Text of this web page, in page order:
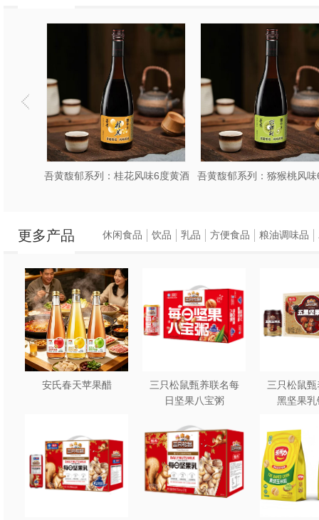
郁系列：桂花风味6度黄酒 吾黄馥郁系列：猕猴桃风味6度黄酒 【吾黄
更多产品
安氏春天苹果醋
三只松鼠甄养联名每
日坚果八宝粥
三只松鼠
黑坚果乳
休闲食品 饮品 乳品 方便食品 粮油调味品